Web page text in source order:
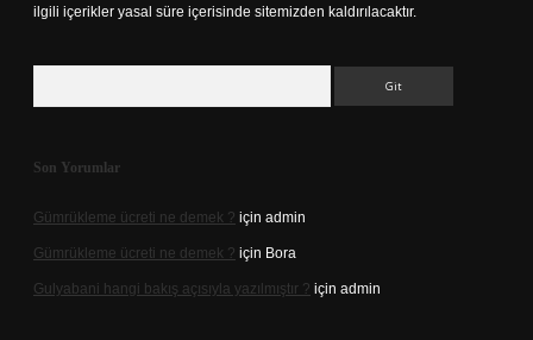
ilgili içerikler yasal süre içerisinde sitemizden kaldırılacaktır.
Son Yorumlar
Gümrükleme ücreti ne demek ? için admin
Gümrükleme ücreti ne demek ? için Bora
Gulyabani hangi bakış açısıyla yazılmıştır ? için admin